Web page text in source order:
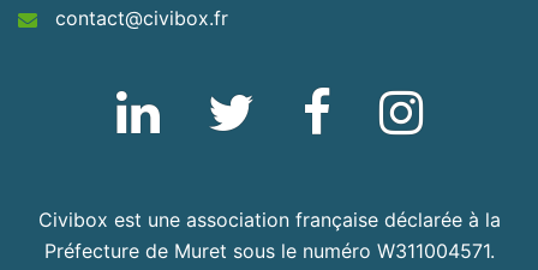
contact@civibox.fr
Linkedin Twitter Fb Instagram
Civibox est une association française déclarée à la
Préfecture de Muret sous le numéro W311004571.